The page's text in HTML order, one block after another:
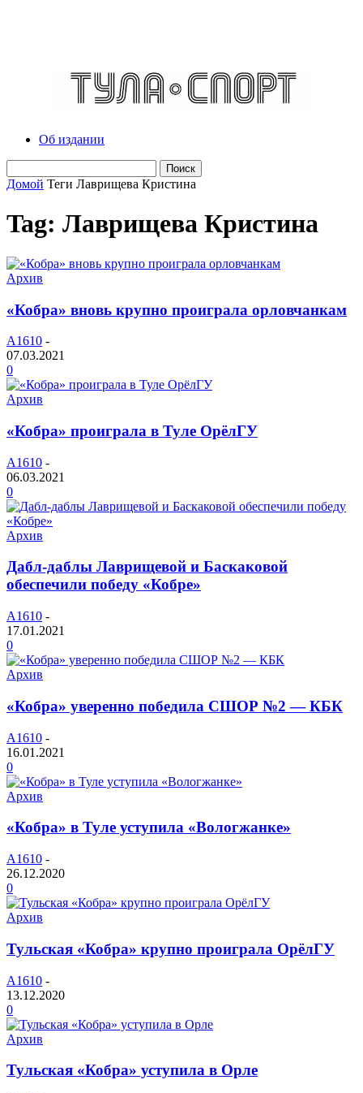
Об издании
Домой Теги Лаврищева Кристина
Tag: Лаврищева Кристина
Архив
«Кобра» вновь крупно проиграла орловчанкам
A1610 -
07.03.2021
0
Архив
«Кобра» проиграла в Туле ОрёлГУ
A1610 -
06.03.2021
0
Архив
Дабл-даблы Лаврищевой и Баскаковой
обеспечили победу «Кобре»
A1610 -
17.01.2021
0
Архив
«Кобра» уверенно победила СШОР №2 — КБК
A1610 -
16.01.2021
0
Архив
«Кобра» в Туле уступила «Вологжанке»
A1610 -
26.12.2020
0
Архив
Тульская «Кобра» крупно проиграла ОрёлГУ
A1610 -
13.12.2020
0
Архив
Тульская «Кобра» уступила в Орле